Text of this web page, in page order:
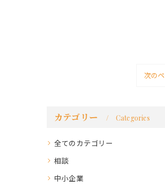
次の
カテゴリー Categories
全てのカテゴリー
相談
中小企業